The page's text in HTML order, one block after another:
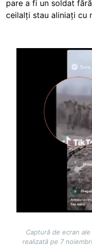
pare a fi un soldat
ceilalți stau aliniați cu
Captură de ecran
realizată pe 7